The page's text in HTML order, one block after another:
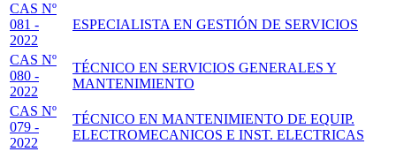
CAS Nº
081 -
2022
ESPECIALISTA EN GESTIÓN DE SERVICIOS
CAS Nº
080 -
2022
TÉCNICO EN SERVICIOS GENERALES Y
MANTENIMIENTO
CAS Nº
079 -
2022
TÉCNICO EN MANTENIMIENTO DE EQUIP.
ELECTROMECANICOS E INST. ELECTRICAS